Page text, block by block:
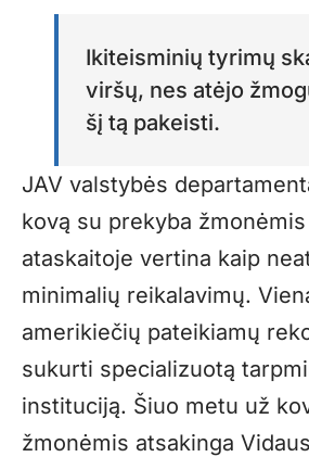
Ikiteisminių tyrimų
viršų, nes atėjo
šį tą pakeisti.
JAV valstybės
kovą su prekyba
ataskaitoje vertina kaip
minimalių reikalavimų.
amerikiečių pateikiamų
sukurti specializuotą
instituciją. Šiuo metu už
žmonėmis atsakinga